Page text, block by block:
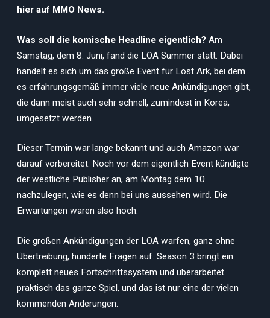
hier auf MMO News.
Was soll die komische Headline eigentlich? Am
Samstag, dem 8. Juni, fand die LOA Summer statt. Dabei
handelt es sich um das große Event für Lost Ark, bei dem
es erfahrungsgemäß immer viele neue Ankündigungen gibt,
die dann meist auch sehr schnell, zumindest in Korea,
umgesetzt werden.
Dieser Termin war lange bekannt und auch Amazon war
darauf vorbereitet. Noch vor dem eigentlich Event kündigte
der westliche Publisher an, am Montag dem 10.
nachzulegen, wie es denn bei uns aussehen wird. Die
Erwartungen waren also hoch.
Die großen Ankündigungen der LOA warfen, ganz ohne
Übertreibung, hunderte Fragen auf. Season 3 bringt ein
komplett neues Fortschrittssystem und überarbeitet
praktisch das ganze Spiel, und das ist nur eine der vielen
kommenden Änderungen.